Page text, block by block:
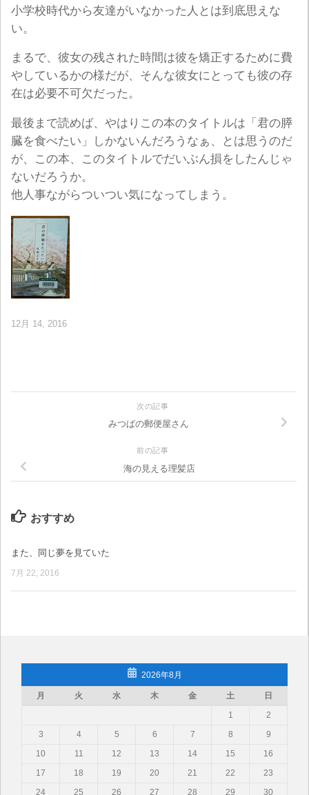
小学校時代から友達がいなかった人とは到底思えな
い。
まるで、彼女の残された時間は彼を矯正するために費
やしているかの様だが、そんな彼女にとっても彼の存
在は必要不可欠だった。
最後まで読めば、やはりこの本のタイトルは「君の膵
臓を食べたい」しかないんだろうなぁ、とは思うのだ
が、この本、このタイトルでだいぶん損をしたんじゃ
ないだろうか。
他人事ながらついつい気になってしまう。
12月 14, 2016
次の記事
みつばの郵便屋さん
前の記事
海の見える理髪店
おすすめ
また、同じ夢を見ていた
7月 22, 2016
2026年8月
月 火 水 木 金 土
日
1
2
3
4 5 6 7 8
9
10
11 12 13 14 15
16
17
18 19 20 21 22
23
24
25 26 27 28 29 30